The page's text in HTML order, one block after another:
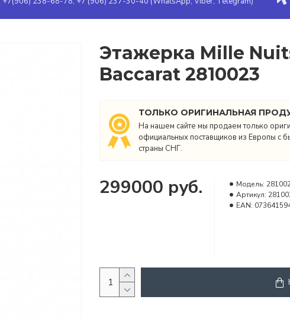
Этажерка Mille
Baccarat 2810023
ТОЛЬКО ОРИГИНАЛЬНАЯ
На нашем сайте мы продаем только
официальных поставщиков из Европы с
страны СНГ.
299000 руб. Модель:
Артикул:
EAN: